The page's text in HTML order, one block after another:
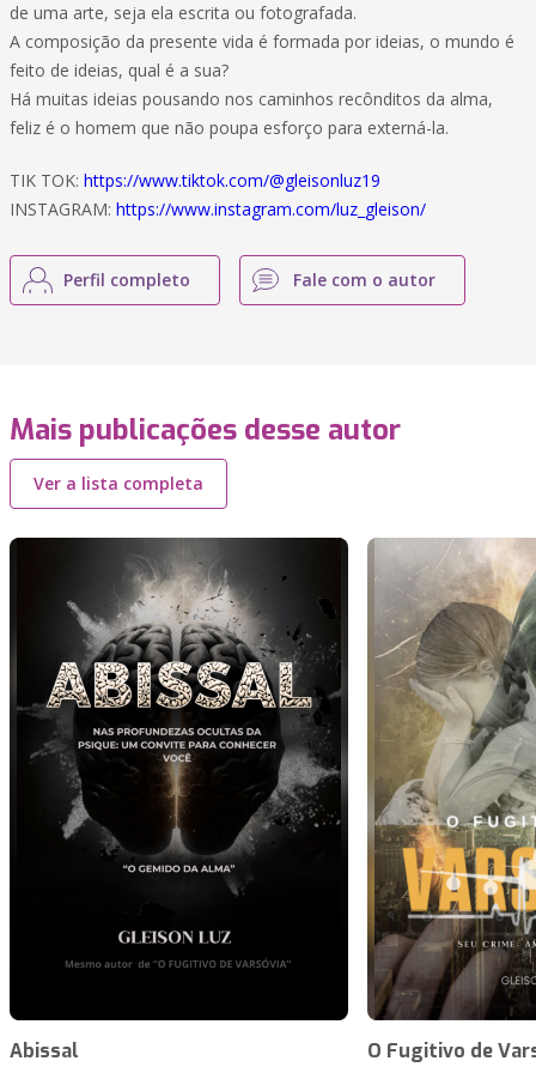
de uma arte, seja ela escrita ou fotografada.
A composição da presente vida é formada por ideias, o mundo é
feito de ideias, qual é a sua?
Há muitas ideias pousando nos caminhos recônditos da alma,
feliz é o homem que não poupa esforço para externá-la.
TIK TOK: https://www.tiktok.com/@gleisonluz19
INSTAGRAM: https://www.instagram.com/luz_gleison/
Perfil completo Fale com o autor
Mais publicações desse autor
Ver a lista completa
Abissal O Fugitivo de